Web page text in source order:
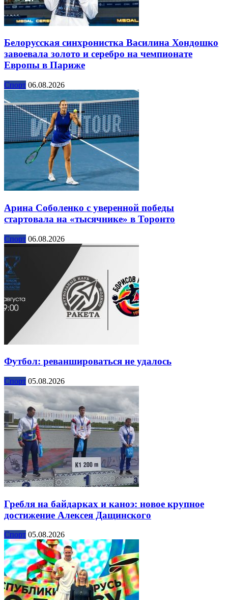
Белорусская синхронистка Василина Хондошко
завоевала золото и серебро на чемпионате
Европы в Париже
Спорт 06.08.2026
Арина Соболенко с уверенной победы
стартовала на «тысячнике» в Торонто
Спорт 06.08.2026
Футбол: реваншироваться не удалось
Спорт 05.08.2026
Гребля на байдарках и каноэ: новое крупное
достижение Алексея Дащинского
Спорт 05.08.2026